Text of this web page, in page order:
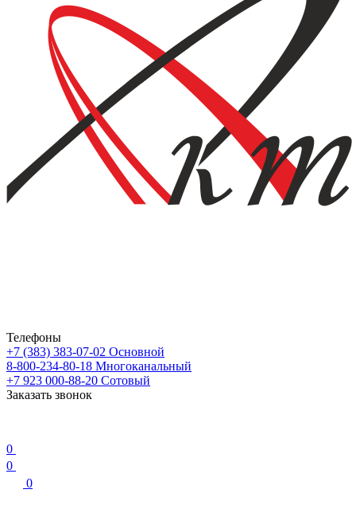
Телефоны
+7 (383) 383-07-02 Основной
8-800-234-80-18 Многоканальный
+7 923 000-88-20 Сотовый
Заказать звонок
0
0
0